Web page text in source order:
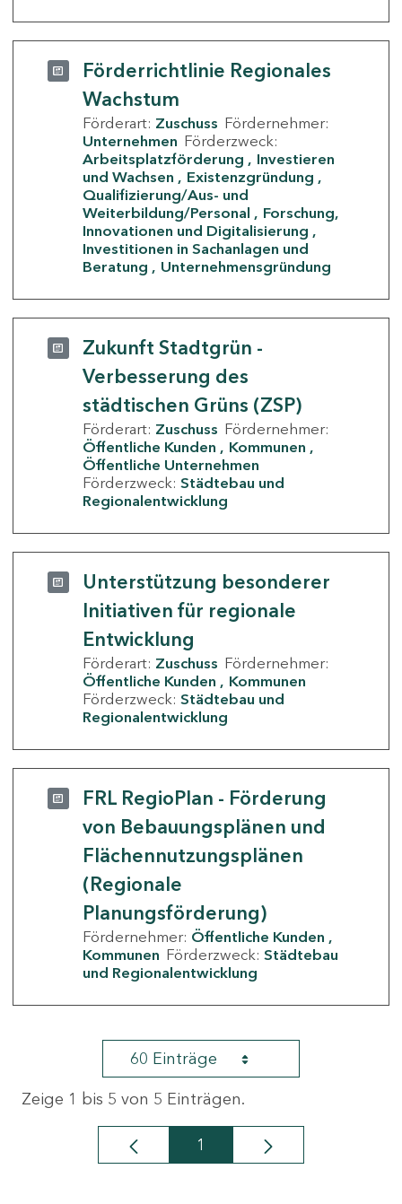
Förderrichtlinie Regionales
Wachstum
Förderart: Zuschuss Fördernehmer:
Unternehmen Förderzweck:
Arbeitsplatzförderung
Investieren
und Wachsen
Existenzgründung
Qualifizierung/Aus- und
Weiterbildung/Personal
Forschung,
Innovationen und Digitalisierung
Investitionen in Sachanlagen und
Beratung
Unternehmensgründung
Zukunft Stadtgrün -
Verbesserung des
städtischen Grüns (ZSP)
Förderart: Zuschuss Fördernehmer:
Öffentliche Kunden
Kommunen
Öffentliche Unternehmen
Förderzweck: Städtebau und
Regionalentwicklung
Unterstützung besonderer
Initiativen für regionale
Entwicklung
Förderart: Zuschuss Fördernehmer:
Öffentliche Kunden
Kommunen
Förderzweck: Städtebau und
Regionalentwicklung
FRL RegioPlan - Förderung
von Bebauungsplänen und
Flächennutzungsplänen
(Regionale
Planungsförderung)
Fördernehmer: Öffentliche Kunden
Kommunen Förderzweck: Städtebau
und Regionalentwicklung
60 Einträge
Zeige 1 bis 5 von 5 Einträgen.
Seite
1